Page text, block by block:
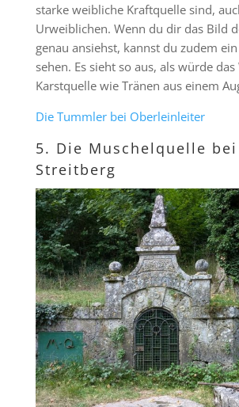
starke weibliche Kraftquelle sind,
Urweiblichen. Wenn du dir das Bild
genau ansiehst, kannst du zudem
sehen. Es sieht so aus, als würde
Karstquelle wie Tränen aus einem
Die Tummler bei Oberleinleiter
5. Die Muschelquelle bei
Streitberg